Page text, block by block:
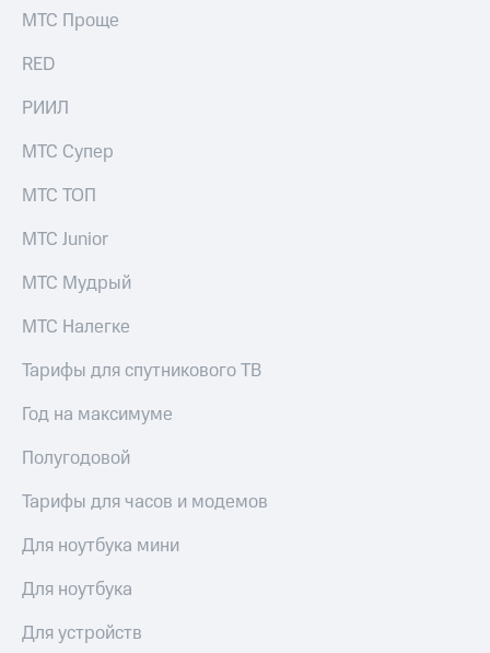
МТС Проще
RED
РИИЛ
МТС Супер
МТС ТОП
МТС Junior
МТС Мудрый
МТС Налегке
Тарифы для спутникового ТВ
Год на максимуме
Полугодовой
Тарифы для часов и модемов
Для ноутбука мини
Для ноутбука
Для устройств